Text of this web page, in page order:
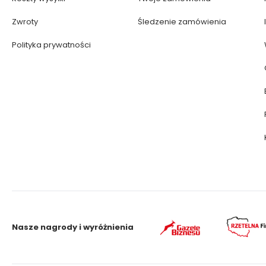
Zwroty
Polityka prywatności
Śledzenie zamówienia
Nasze nagrody i wyróżnienia